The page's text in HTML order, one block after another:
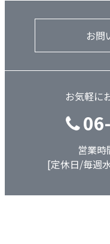
お問
お気軽に
営業
[定休日/毎週